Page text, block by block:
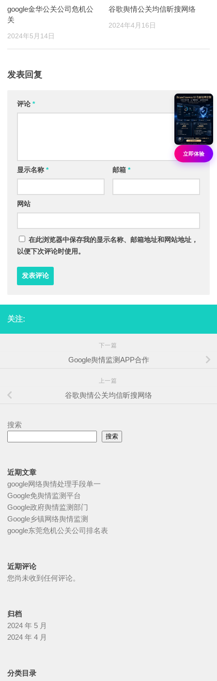
google金华公关公司危机公
关
2024年5月14日
谷歌舆情公关均信昕搜网络
2024年4月16日
发表回复
评论 *
显示名称 * 邮箱 *
网站
在此浏览器中保存我的显示名称、邮箱地址和网站地址，
以便下次评论时使用。
关注:
下一篇
Google舆情监测APP合作
上一篇
谷歌舆情公关均信昕搜网络
搜索
搜索
近期文章
google网络舆情处理手段单一
Google免舆情监测平台
Google政府舆情监测部门
Google乡镇网络舆情监测
google东莞危机公关公司排名表
近期评论
您尚未收到任何评论。
归档
2024 年 5 月
2024 年 4 月
分类目录
立即体验